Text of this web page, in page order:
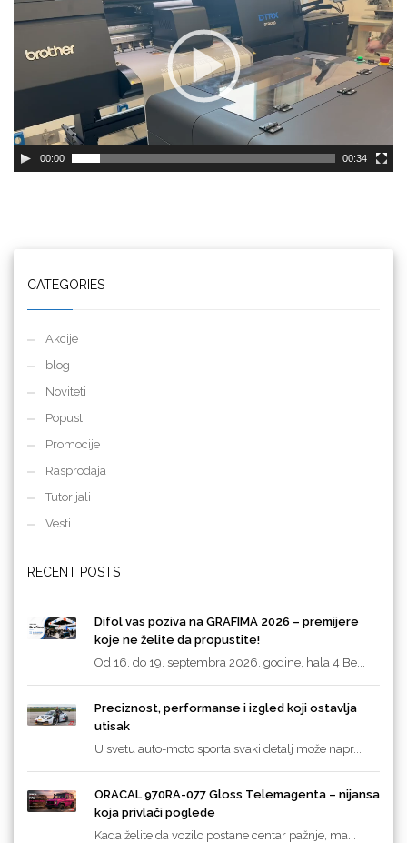
00:00 00:34
CATEGORIES
Akcije
blog
Noviteti
Popusti
Promocije
Rasprodaja
Tutorijali
Vesti
RECENT POSTS
Difol vas poziva na GRAFIMA 2026 – premijere
koje ne želite da propustite!
Od 16. do 19. septembra 2026. godine, hala 4 Be...
Preciznost, performanse i izgled koji ostavlja
utisak
U svetu auto-moto sporta svaki detalj može napr...
ORACAL 970RA-077 Gloss Telemagenta – nijansa
koja privlači poglede
Kada želite da vozilo postane centar pažnje, ma...